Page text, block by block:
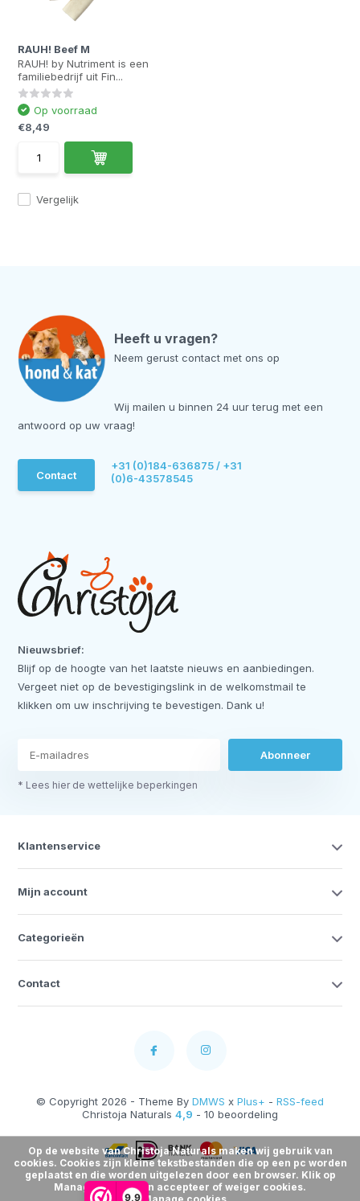
9,9
RAUH! Beef M
RAUH! by Nutriment is een
familiebedrijf uit Fin...
Vergelijk
Op voorraad
€8,49
Heeft u vragen?
Neem gerust contact met ons op
Wij mailen u binnen 24 uur terug met een
antwoord op uw vraag!
Contact
+31 (0)184-636875 / +31
(0)6-43578545
Nieuwsbrief:
Blijf op de hoogte van het laatste nieuws en aanbiedingen.
Vergeet niet op de bevestigingslink in de welkomstmail te
klikken om uw inschrijving te bevestigen. Dank u!
Abonneer
* Lees hier de wettelijke beperkingen
Klantenservice
Mijn account
Categorieën
Contact
© Copyright 2026 - Theme By DMWS x Plus+ - RSS-feed
Christoja Naturals 4,9 - 10 beoordeling
Op de website van Christoja Naturals maken wij gebruik van
cookies. Cookies zijn kleine tekstbestanden die op een pc worden
geplaatst en die worden uitgelezen door een browser. Klik op
Manage Cookies en accepteer of weiger cookies.